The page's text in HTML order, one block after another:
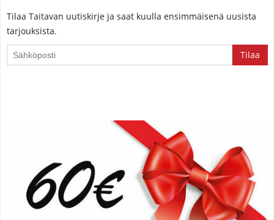
Tilaa Taitavan uutiskirje ja saat kuulla ensimmäisenä uusista
tarjouksista.
you